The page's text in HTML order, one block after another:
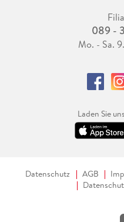
089 -
Mo. - Sa.
Laden Sie
Datenschutz AGB